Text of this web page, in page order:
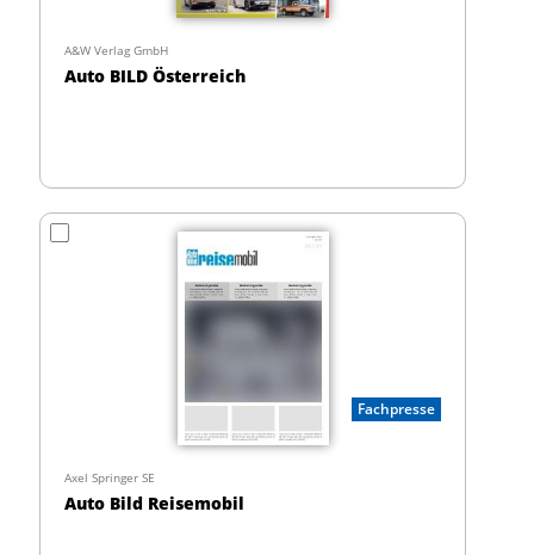
A&W Verlag GmbH
Auto BILD Österreich
Fachpresse
Axel Springer SE
Auto Bild Reisemobil